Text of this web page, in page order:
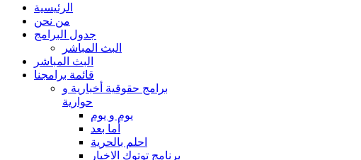
الرئيسية
من نحن
جدول البرامج
البث المباشر
البث المباشر
قائمة برامجنا
برامج حقوقية أخبارية و
حوارية
يوم و يوم
أما بعد
احلم بالحرية
برنامج توتوك الاخبار